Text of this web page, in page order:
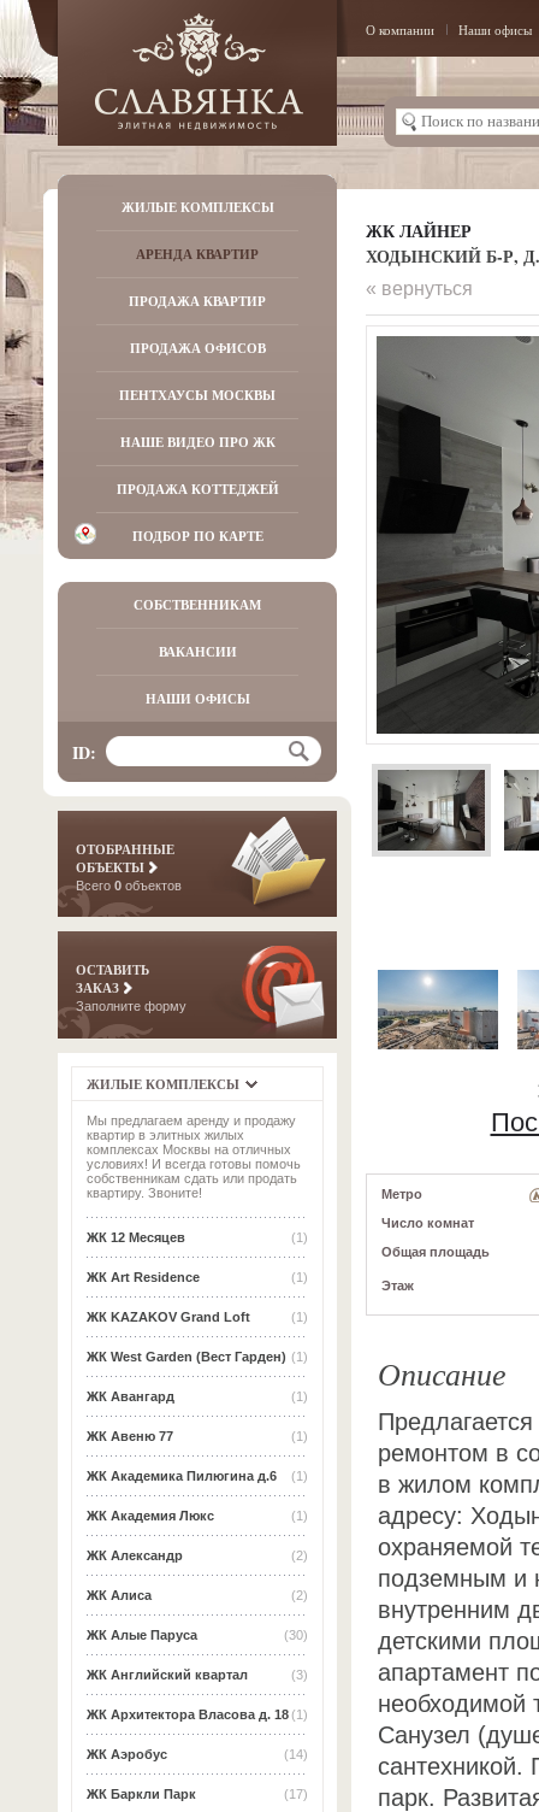
О компании Наши офисы
ЖИЛЫЕ КОМПЛЕКСЫ
АРЕНДА КВАРТИР
ПРОДАЖА КВАРТИР
ПРОДАЖА ОФИСОВ
ПЕНТХАУСЫ МОСКВЫ
НАШЕ ВИДЕО ПРО ЖК
ПРОДАЖА КОТТЕДЖЕЙ
ПОДБОР ПО КАРТЕ
СОБСТВЕННИКАМ
ВАКАНСИИ
НАШИ ОФИСЫ
ID:
ОТОБРАННЫЕ
ОБЪЕКТЫ
Всего 0 объектов
ОСТАВИТЬ
ЗАКАЗ
Заполните форму
ЖИЛЫЕ КОМПЛЕКСЫ
Мы предлагаем аренду и продажу
квартир в элитных жилых
комплексах Москвы на отличных
условиях! И всегда готовы помочь
собственникам сдать или продать
квартиру. Звоните!
(1)
ЖК 12 Месяцев
(1)
ЖК Art Residence
(1)
ЖК KAZAKOV Grand Loft
(1)
ЖК West Garden (Вест Гарден)
(1)
ЖК Авангард
(1)
ЖК Авеню 77
(1)
ЖК Академика Пилюгина д.6
(1)
ЖК Академия Люкс
(2)
ЖК Александр
(2)
ЖК Алиса
(30)
ЖК Алые Паруса
(3)
ЖК Английский квартал
(1)
ЖК Архитектора Власова д. 18
(14)
ЖК Аэробус
(17)
ЖК Баркли Парк
ЖК ЛАЙНЕР
ХОДЫНСКИЙ Б-Р,
« вернуться
Метро
Число комнат
Общая площадь
Этаж
Описание
ремонтом в
в жилом
адресу:
охраняемой
подземным и
внутренним
детскими
апартамент
необходимой
Санузел
сантехникой.
парк.